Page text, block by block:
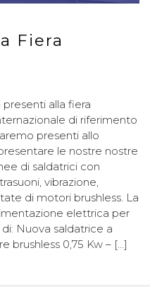
Fiera
presenti alla fiera
di riferimento
presenti allo
le nostre nostre
di saldatrici con
vibrazione,
di motori brushless. La
elettrica per
Nuova saldatrice a
brushless 0,75 Kw – […]